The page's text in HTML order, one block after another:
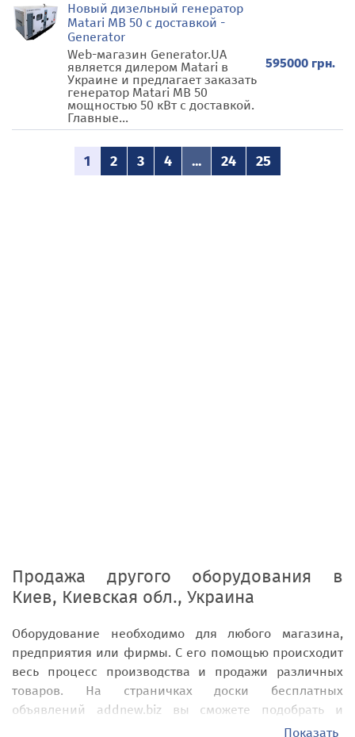
Новый дизельный генератор
Matari MB 50 с доставкой -
Generator
Web-магазин Generator.UA
является дилером Matari в
Украине и предлагает заказать
генератор Matari MB 50
мощностью 50 кВт с доставкой.
Главные...
595000 грн.
1 2 3 4 ... 24 25
Продажа другого оборудования в
Киев, Киевская обл., Украина
Оборудование необходимо для любого магазина,
предприятия или фирмы. С его помощью происходит
весь процесс производства и продажи различных
товаров. На страничках доски бесплатных
объявлений addnew.biz вы сможете подобрать и
купить другое оборудование, которое не вошло в
Показать